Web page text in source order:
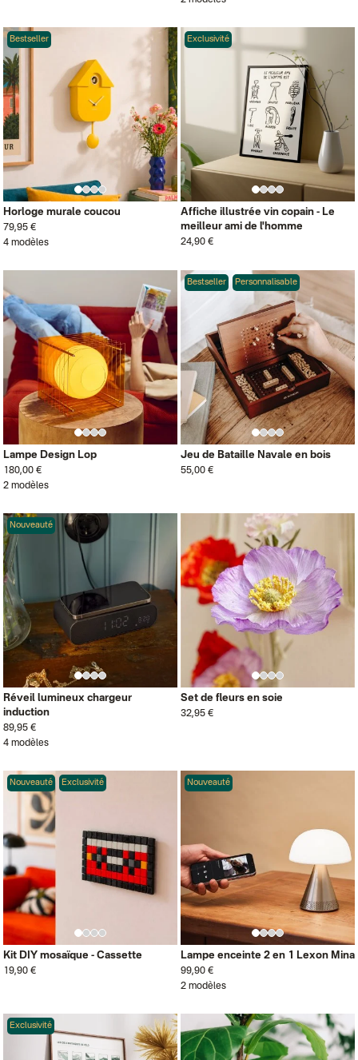
Bestseller
Horloge murale coucou
79,95 €
4 modèles
Exclusivité
Affiche illustrée vin copain - Le
meilleur ami de l'homme
24,90 €
Lampe Design Lop
180,00 €
2 modèles
Bestseller Personnalisable
Jeu de Bataille Navale en bois
55,00 €
Nouveauté
Réveil lumineux chargeur
induction
89,95 €
4 modèles
Set de fleurs en soie
32,95 €
Nouveauté Exclusivité
Kit DIY mosaïque - Cassette
19,90 €
Nouveauté
Lampe enceinte 2 en 1 Lexon Mina
99,90 €
2 modèles
Exclusivité